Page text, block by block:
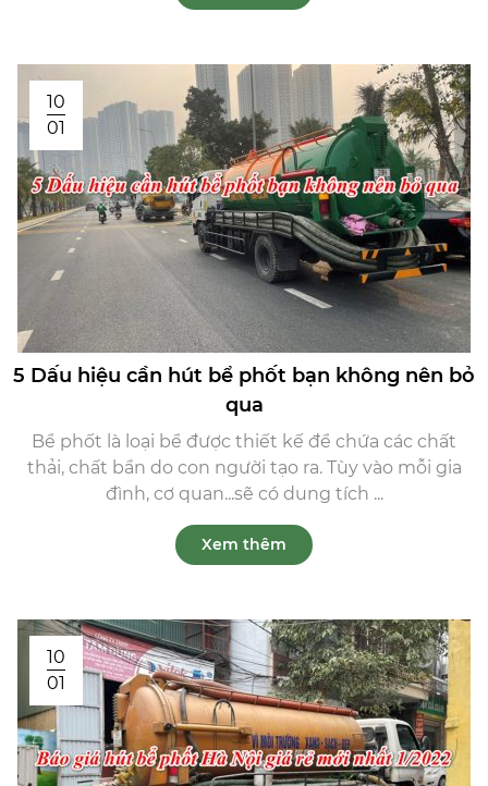
10
01
5 Dấu hiệu cần hút bể phốt bạn không nên bỏ
qua
Bể phốt là loại bể được thiết kế để chứa các chất
thải, chất bẩn do con người tạo ra. Tùy vào mỗi gia
đình, cơ quan...sẽ có dung tích ...
Xem thêm
10
01